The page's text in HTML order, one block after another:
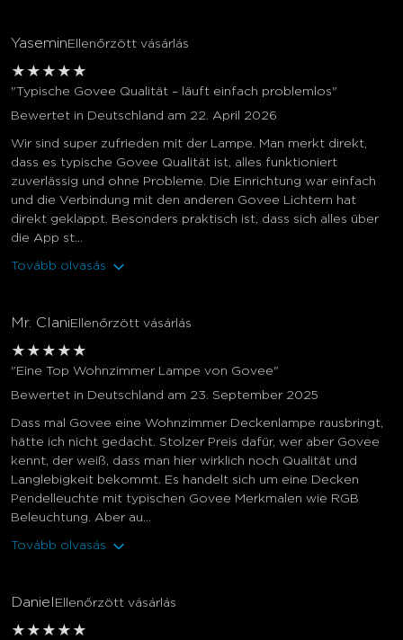
Yasemin Ellenőrzött vásárlás
★ ★ ★ ★ ★
"Typische Govee Qualität – läuft einfach problemlos"
Bewertet in Deutschland am 22. April 2026
Wir sind super zufrieden mit der Lampe. Man merkt direkt,
dass es typische Govee Qualität ist, alles funktioniert
zuverlässig und ohne Probleme. Die Einrichtung war einfach
und die Verbindung mit den anderen Govee Lichtern hat
direkt geklappt. Besonders praktisch ist, dass sich alles über
die App st...
Tovább olvasás
Mr. Clani Ellenőrzött vásárlás
★ ★ ★ ★ ★
"Eine Top Wohnzimmer Lampe von Govee"
Bewertet in Deutschland am 23. September 2025
Dass mal Govee eine Wohnzimmer Deckenlampe rausbringt,
hätte ich nicht gedacht. Stolzer Preis dafür, wer aber Govee
kennt, der weiß, dass man hier wirklich noch Qualität und
Langlebigkeit bekommt. Es handelt sich um eine Decken
Pendelleuchte mit typischen Govee Merkmalen wie RGB
Beleuchtung. Aber au...
Tovább olvasás
Daniel Ellenőrzött vásárlás
★ ★ ★ ★ ★